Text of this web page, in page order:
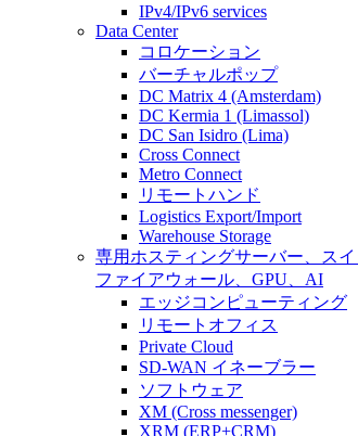
IPv4/IPv6 services
Data Center
コロケーション
バーチャルポップ
DC Matrix 4 (Amsterdam)
DC Kermia 1 (Limassol)
DC San Isidro (Lima)
Cross Connect
Metro Connect
リモートハンド
Logistics Export/Import
Warehouse Storage
専用ホスティングサーバー、スイ
ファイアウォール、GPU、AI
エッジコンピューティング
リモートオフィス
Private Cloud
SD-WAN イネーブラー
ソフトウェア
XM (Cross messenger)
XRM (ERP+CRM)